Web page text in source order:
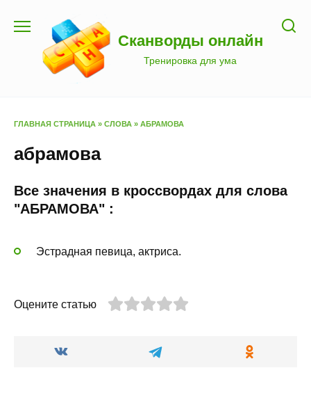
содержанию
Сканворды онлайн
Тренировка для ума
ГЛАВНАЯ СТРАНИЦА » СЛОВА » АБРАМОВА
абрамова
Все значения в кроссвордах для слова
"АБРАМОВА" :
Эстрадная певица, актриса.
Оцените статью